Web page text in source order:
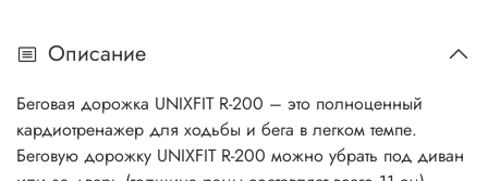
Описание
Беговая дорожка UNIXFIT R-200 – это полноценный
кардиотренажер для ходьбы и бега в легком темпе.
Беговую дорожку UNIXFIT R-200 можно убрать под диван